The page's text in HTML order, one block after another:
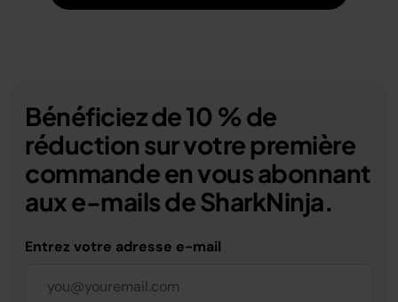
Bénéficiez de 10 % de
réduction sur votre première
commande en vous abonnant
aux e-mails de SharkNinja.
Entrez votre adresse e-mail